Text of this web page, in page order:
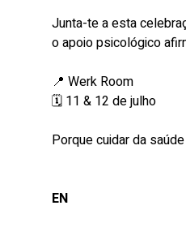
Junta-te a esta
o apoio psicológico
📍 Werk Room
🗓️ 11 & 12 de julho
Porque cuidar da
EN